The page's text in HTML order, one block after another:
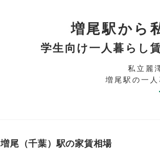
増尾駅から
学生向け一人暮らし
私立麗
増尾駅の一
増尾（千葉）駅の家賃相場